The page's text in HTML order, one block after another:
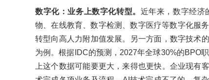
数字化：业务上数字化转型。 近年来，数字经济
物、在线教育、数字检测、数字医疗等数字化服
转型向高人力附加值发展。另一方面，数字技术
为例。根据IDC的预测，2027年全球30%的BPO
上这个数据可能要更大，来得也更快。企业现